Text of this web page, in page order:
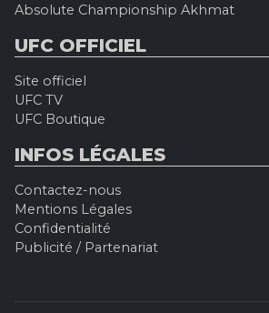
Absolute Championship Akhmat
UFC OFFICIEL
Site officiel
UFC TV
UFC Boutique
INFOS LÉGALES
Contactez-nous
Mentions Légales
Confidentialité
Publicité / Partenariat